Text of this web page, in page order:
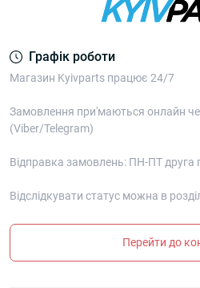
Графік роботи
Магазин Kyivparts працює 24/7
Замовлення при'маються онлайн
(Viber/Telegram)
Відправка замовлень: ПН-ПТ друга
Відслідкувати статус можна в
Перейти до